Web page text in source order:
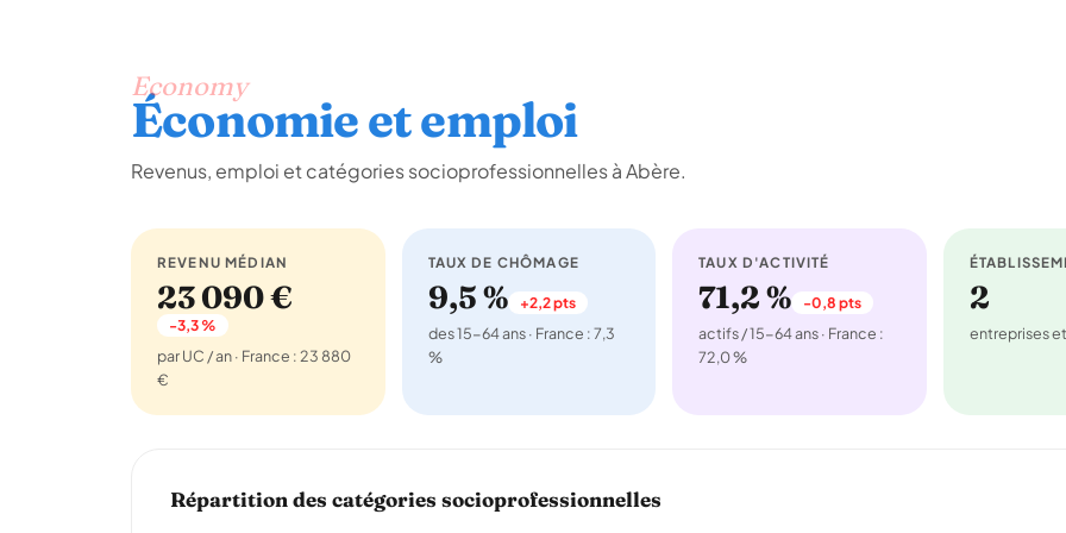
Economy
Économie et emploi
Revenus, emploi et catégories socioprofessionnelles à Abère.
REVENU MÉDIAN
23 090 €
-3,3 %
par UC / an · France : 23 880
€
TAUX DE CHÔMAGE
9,5 % +2,2 pts
des 15-64 ans · France : 7,3
%
TAUX D'ACTIVITÉ
71,2 % -0,8 pts
actifs / 15-64 ans · France :
72,0 %
2
entreprises
Répartition des catégories socioprofessionnelles